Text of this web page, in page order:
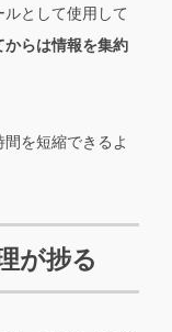
として使用して
からは情報を集約
を短縮できるよ
が捗る